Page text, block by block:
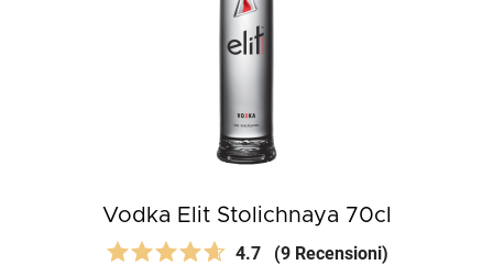
Vodka Elit Stolichnaya 70cl
4.7 (9 Recensioni)